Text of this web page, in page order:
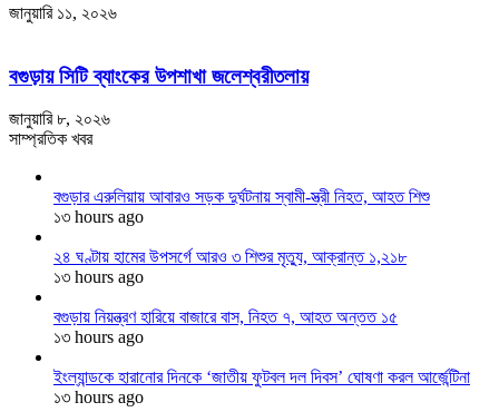
জানুয়ারি ১১, ২০২৬
বগুড়ায় সিটি ব্যাংকের উপশাখা জলেশ্বরীতলায়
জানুয়ারি ৮, ২০২৬
সাম্প্রতিক খবর
বগুড়ার এরুলিয়ায় আবারও সড়ক দুর্ঘটনায় স্বামী-স্ত্রী নিহত, আহত শিশু
১৩ hours ago
২৪ ঘণ্টায় হামের উপসর্গে আরও ৩ শিশুর মৃত্যু, আক্রান্ত ১,২১৮
১৩ hours ago
বগুড়ায় নিয়ন্ত্রণ হারিয়ে বাজারে বাস, নিহত ৭, আহত অন্তত ১৫
১৩ hours ago
ইংল্যান্ডকে হারানোর দিনকে ‘জাতীয় ফুটবল দল দিবস’ ঘোষণা করল আর্জেন্টিনা
১৩ hours ago